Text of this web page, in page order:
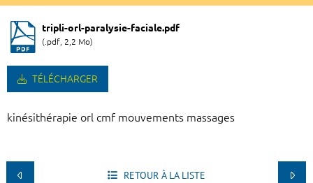
tripli-orl-paralysie-faciale.pdf
(.pdf, 2,2 Mo)
TÉLÉCHARGER
kinésithérapie orl cmf mouvements massages
RETOUR À LA LISTE